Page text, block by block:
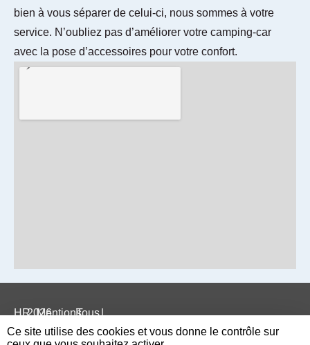
bien à vous séparer de celui-ci, nous sommes à votre
service. N’oubliez pas d’améliorer votre camping-car
avec la pose d’accessoires pour votre confort.
HR
LOISIRS
2026
|Mentions
légales
|Tous
droits
|
Ce site utilise des cookies et vous donne le contrôle sur